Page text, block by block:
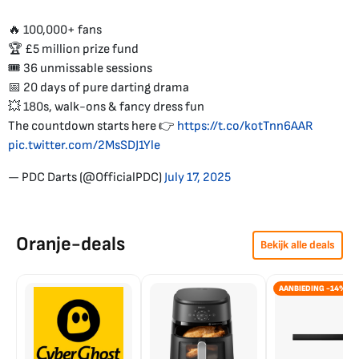
🔥 100,000+ fans
🏆 £5 million prize fund
🎟️ 36 unmissable sessions
📅 20 days of pure darting drama
💥 180s, walk-ons & fancy dress fun
The countdown starts here 👉 https://t.co/kotTnn6AAR
pic.twitter.com/2MsSDJ1Yle
— PDC Darts (@OfficialPDC)July 17, 2025
Oranje-deals Bekijk alle deals
AANBIEDING -14%